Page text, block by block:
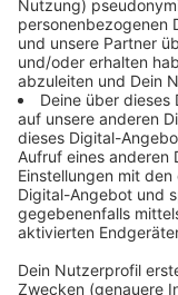
Aber es darf sie
der Kirmes hat
Menschen
einen
gefunden. Das ist
Mälchers von
Landrat Ramers
strategischen
Polizeipräsenz
vorbeugend